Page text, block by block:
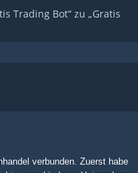
Trading Bot“ zu „Gratis
verbunden. Zuerst habe